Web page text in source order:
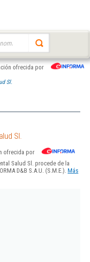
ofrecida por
Sl.
Sl.
ofrecida por
Salud Sl. procede de la
D&B S.A.U. (S.M.E.). Más